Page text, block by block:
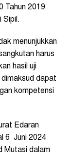
Tahun 2019
Sipil.
menunjukkan
harus
hasil uji
dapat
kompetensi
Edaran
6 Juni 2024
Mutasi dalam